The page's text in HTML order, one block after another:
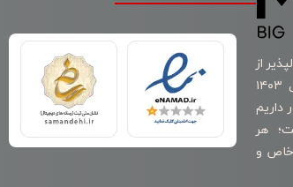
از
خرید لباس برای آقایان سایز بزرگ، در سال ۱۴۰۳
داریم
هر
خاص و